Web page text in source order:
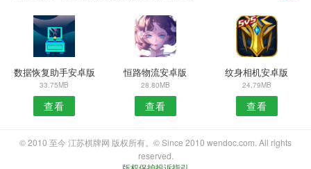
数据恢复助手安卓版
33.75MB
查看
恒路物流安卓版
28.80MB
查看
纹身相机安卓版
24.79MB
查看
© 2010 至今 江苏棋牌网 版权所有。© Since 2010 wendoc.com. All rights
reserved.